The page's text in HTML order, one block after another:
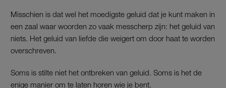
Misschien is dat wel het moedigste geluid dat je kunt maken in
een zaal waar woorden zo vaak messcherp zijn: het geluid van
niets. Het geluid van liefde die weigert om door haat te worden
overschreven.
Soms is stilte niet het ontbreken van geluid. Soms is het de
enige manier om te laten horen wie je bent.